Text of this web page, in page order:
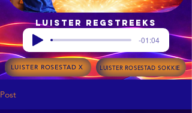
Luister regstreeks
-01:04
LUISTER ROSESTAD X LUISTER ROSESTAD SOKKIE
Post